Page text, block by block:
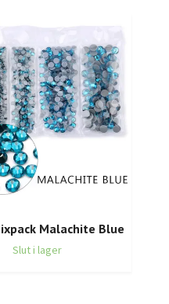
Malachite Blue
Slut i lager